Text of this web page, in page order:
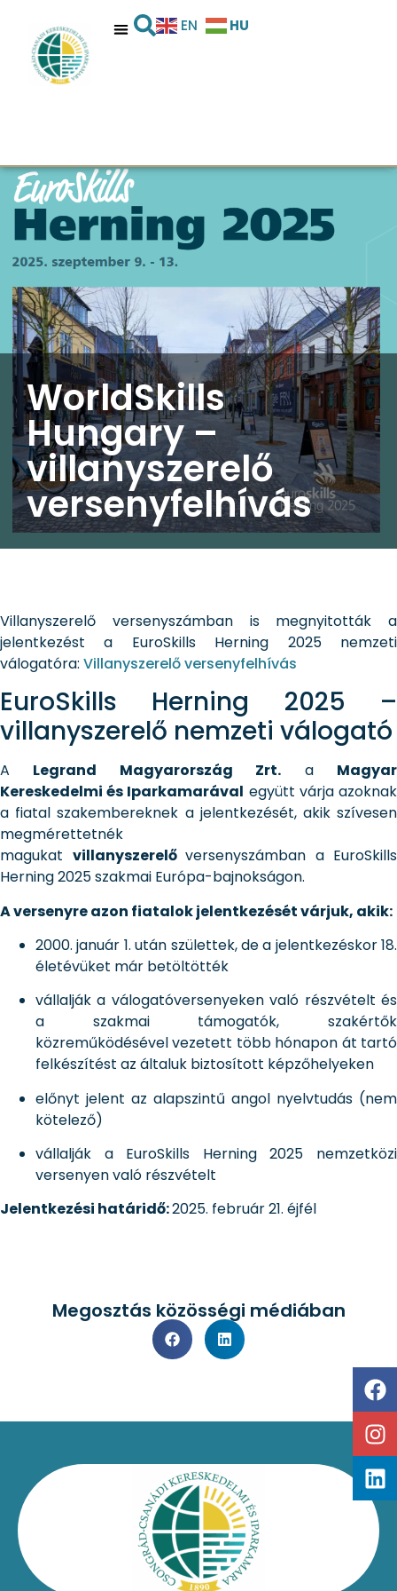
EN HU
WorldSkills
Hungary –
villanyszerelő
versenyfelhívás
Villanyszerelő versenyszámban is megnyitották a
jelentkezést a EuroSkills Herning 2025 nemzeti
válogatóra: Villanyszerelő versenyfelhívás
EuroSkills Herning 2025 –
villanyszerelő nemzeti válogató
A Legrand Magyarország Zrt. a Magyar
Kereskedelmi és Iparkamarával együtt várja azoknak
a fiatal szakembereknek a jelentkezését, akik szívesen
megmérettetnék
magukat villanyszerelő versenyszámban a EuroSkills
Herning 2025 szakmai Európa-bajnokságon.
A versenyre azon fiatalok jelentkezését várjuk, akik:
2000. január 1. után születtek, de a jelentkezéskor 18.
életévüket már betöltötték
vállalják a válogatóversenyeken való részvételt és
a szakmai támogatók, szakértők
közreműködésével vezetett több hónapon át tartó
felkészítést az általuk biztosított képzőhelyeken
előnyt jelent az alapszintű angol nyelvtudás (nem
kötelező)
vállalják a EuroSkills Herning 2025 nemzetközi
versenyen való részvételt
Jelentkezési határidő:2025. február 21. éjfél
Megosztás közösségi médiában